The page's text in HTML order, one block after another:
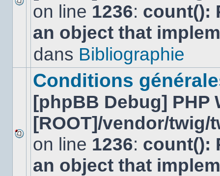
Aucun
nouveau
message
non-
dans
on line 1236: count():
an object that
dans Bibliographie
Aucun
nouveau
message
non-
Conditions
[phpBB Debug] PHP
[ROOT]/vendor/
on line 1236: count():
an object that